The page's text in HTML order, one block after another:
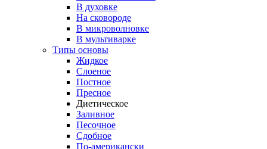
В духовке
На сковороде
В микроволновке
В мультиварке
Типы основы
Жидкое
Слоеное
Постное
Пресное
Диетическое
Заливное
Песочное
Сдобное
По-американски